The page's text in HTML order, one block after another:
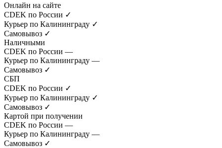
Онлайн на сайте
CDEK по России ✓
Курьер по Калининграду ✓
Самовывоз ✓
Наличными
CDEK по России —
Курьер по Калининграду —
Самовывоз ✓
СБП
CDEK по России ✓
Курьер по Калининграду ✓
Самовывоз ✓
Картой при получении
CDEK по России —
Курьер по Калининграду —
Самовывоз ✓